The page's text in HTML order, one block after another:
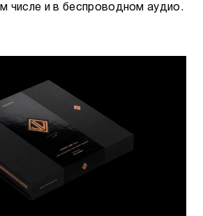
числе и в беспроводном аудио.